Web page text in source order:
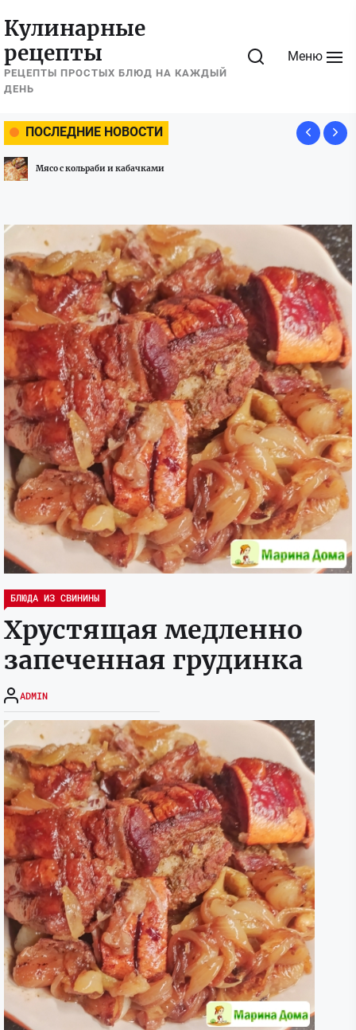
содержимому
Кулинарные
рецепты
РЕЦЕПТЫ ПРОСТЫХ БЛЮД НА КАЖДЫЙ
ДЕНЬ
Меню
ПОСЛЕДНИЕ НОВОСТИ
Мясо с кольраби и кабачками
БЛЮДА ИЗ СВИНИНЫ
Хрустящая медленно
запеченная грудинка
ADMIN